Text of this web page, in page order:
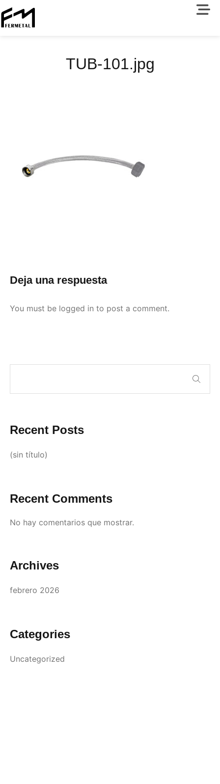
TUB-101.jpg
Recent Posts
(sin título)
Recent Comments
No hay comentarios que mostrar.
Archives
febrero 2026
Categories
Uncategorized
Deja una respuesta
You must be logged in to post a comment.